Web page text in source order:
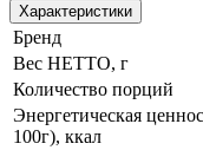
Характеристики
Бренд
Вес НЕТТО, г
Количество порций
Энергетическая
100г), ккал